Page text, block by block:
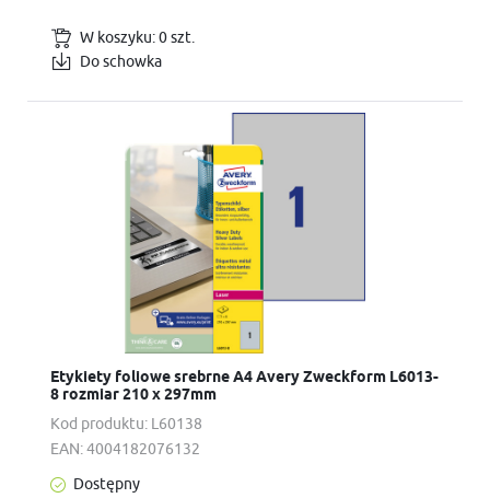
W koszyku:0szt.
Do schowka
Kod produktu: L60138
Etykiety foliowe srebrne A4 Avery Zweckform L6013-
8 rozmiar 210 x 297mm
EAN:4004182076132
Dostępny